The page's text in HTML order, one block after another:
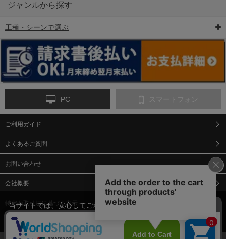
6-矢印板/LED矢印板
ンス
9-点字マット・タイ
12-安全ベスト
13-誘導灯・誘導棒・
合図灯・手旗
14-ライフジャケット
ジャンルから探す
工種・シーンで選ぶ
PC スマートフォン
ご利用ガイド
よくあるご質問
お問い合わせ
会社概要
特定商取引法に基づく表示
個人情報保護方針
当サイトでは、安心してご利用いただくため（なりすまし防止
等）、またサイトの利便性向上のため、クッキー(Cookie)を使用
しています。 サイトのクッキー(Cookie)の使用に関しては、「プ